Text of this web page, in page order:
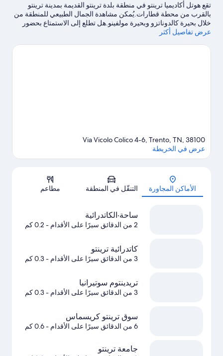
تقع هوتل أكاديميا ترينتو في منطقة بلدة ترينتو القديمة بمدينة ترينتو
بالقرب من محطة قطارات.يُمكن مشاهدة الجمال الطبيعي للمنطقة من
خلال بحيرة كالدوناتزو وبحيرة مولفينو.هل تطلع إلى الاستمتاع بحضور
حدث أو مباراة في أثناء تواجدك في المدينة؟ احظ بمشاهدة ما يُحدث في
عرض تفاصيل أكثر
الخريطة
Via Vicolo Colico 4-6, Trento, TN, 38100
عرض في الخريطة
الأماكن المجاورة التنقّل في المنطقة مطاعم
ساحة·الكاتدرائية
2 من الدقائق سيرًا على الأقدام - 0.2 كم
كاتدرائية ترينتو
3 من الدقائق سيرًا على الأقدام - 0.3 كم
تريدينتوم سوتيرانيا
3 من الدقائق سيرًا على الأقدام - 0.3 كم
سوق ترينتو كريسماس
6 من الدقائق سيرًا على الأقدام - 0.6 كم
جامعة ترينتو